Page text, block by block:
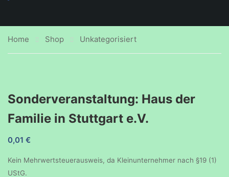
Home Shop Unkategorisiert
Sonderveranstaltung: Haus der
Familie in Stuttgart e.V.
0,01 €
Kein Mehrwertsteuerausweis, da Kleinunternehmer nach §19 (1)
UStG.